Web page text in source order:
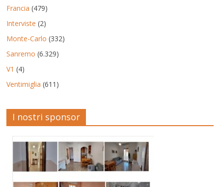
Francia (479)
Interviste (2)
Monte-Carlo (332)
Sanremo (6.329)
V1 (4)
Ventimiglia (611)
I nostri sponsor